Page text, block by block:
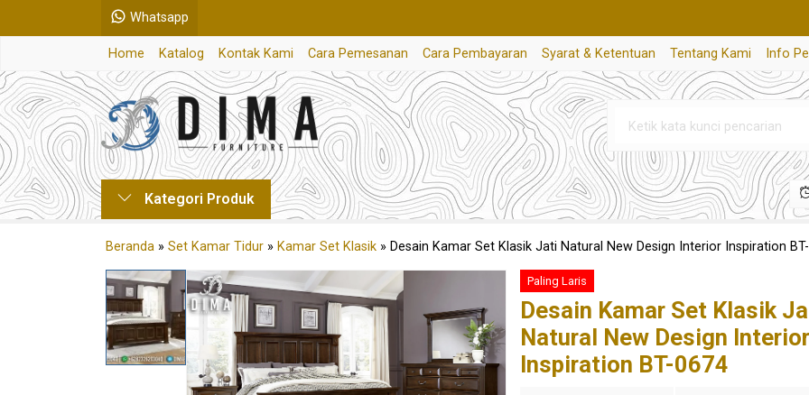
Whatsapp
Home Katalog Kontak Kami Cara Pemesanan Cara Pembayaran Syarat & Ketentuan Tentang Kami Info
Kategori Produk
Beranda » Set Kamar Tidur » Kamar Set Klasik » Desain Kamar Set Klasik Jati Natural New Design Interior Inspiration
Paling Laris
Desain Kamar Set Klasik
Natural New Design Interior
Inspiration BT-0674